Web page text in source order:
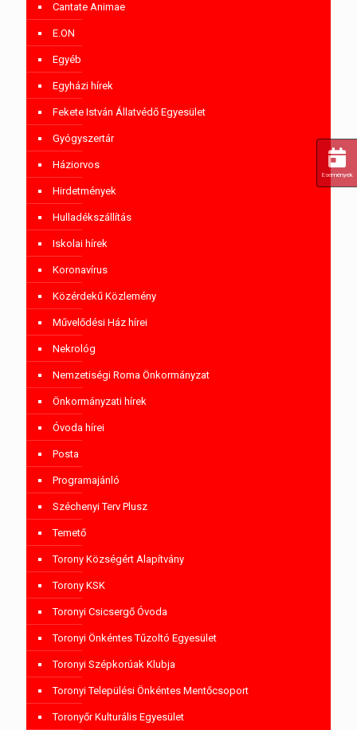
Cantate Animae
E.ON
Egyéb
Egyházi hírek
Fekete István Állatvédő Egyesület
Gyógyszertár
Háziorvos
Hirdetmények
Hulladékszállítás
Iskolai hírek
Koronavírus
Közérdekű Közlemény
Művelődési Ház hírei
Nekrológ
Nemzetiségi Roma Önkormányzat
Önkormányzati hírek
Óvoda hírei
Posta
Programajánló
Széchenyi Terv Plusz
Temető
Torony Községért Alapítvány
Torony KSK
Toronyi Csicsergő Óvoda
Toronyi Önkéntes Tűzoltó Egyesület
Toronyi Szépkorúak Klubja
Toronyi Települési Önkéntes Mentőcsoport
Toronyőr Kulturális Egyesület
Események